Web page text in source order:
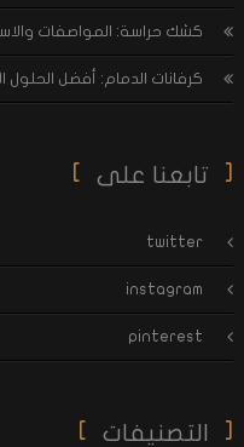
كشك حراسة: المواصفات
كرفانات الدمام: أفضل الحلول
تابعنا على
twitter
instagram
pinterest
التصنيفات